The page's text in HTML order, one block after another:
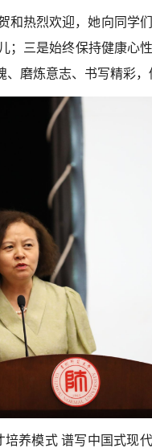
和热烈欢迎，她向同学
三是始终保持健康心
磨炼意志、书写精彩，
养模式 谱写中国式现